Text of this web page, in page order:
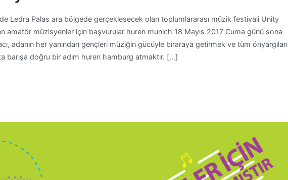
Ledra Palas ara bölgede gerçekleşecek olan toplumlararası müzik festivali Unity
amatör müzisyenler için başvurular huren munich 18 Mayıs 2017 Cuma günü sona
adanın her yanından gençleri müziğin gücüyle biraraya getirmek ve tüm önyargıları
barışa doğru bir adım huren hamburg atmaktır. […]